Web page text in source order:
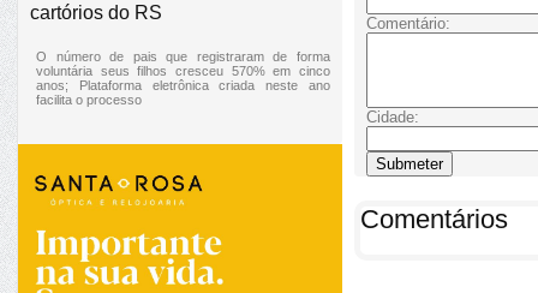
cartórios do RS
O número de pais que registraram de forma
voluntária seus filhos cresceu 570% em cinco
anos; Plataforma eletrônica criada neste ano
facilita o processo
Comentário:
Cidade:
Comentários